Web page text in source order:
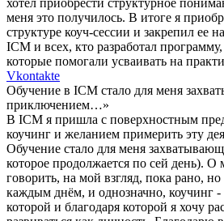
хотел приобрести структурное
меня это получилось. В итоге я
структуре коуч-сессии и закрепил ее
ICM и всех, кто разработал
которые помогали усваивать на
Vkontakte
Обучение в ICM стало для меня
приключением…»
В ICM я пришла с поверхностным
коучинг и желанием примерить эту
Обучение стало для меня
которое продолжается по сей день).
говорить, на мой взгляд, пока рано,
каждым днём, и однозначно, коучинг -
которой и благодаря которой я хочу